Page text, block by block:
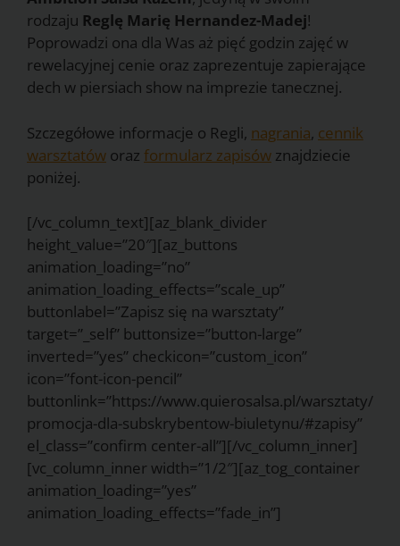
rodzaju Reglę Marię Hernandez-Madej!
Poprowadzi ona dla Was aż pięć godzin zajęć w
rewelacyjnej cenie oraz zaprezentuje zapierające
dech w piersiach show na imprezie tanecznej.
Szczegółowe informacje o Regli, nagrania, cennik
warsztatów oraz formularz zapisów znajdziecie
poniżej.
[/vc_column_text][az_blank_divider
height_value=”20″][az_buttons
animation_loading=”no”
animation_loading_effects=”scale_up”
buttonlabel=”Zapisz się na warsztaty”
target=”_self” buttonsize=”button-large”
inverted=”yes” checkicon=”custom_icon”
icon=”font-icon-pencil”
buttonlink=”https://www.quierosalsa.pl/warsztaty/
promocja-dla-subskrybentow-biuletynu/#zapisy”
el_class=”confirm center-all”][/vc_column_inner]
[vc_column_inner width=”1/2″][az_tog_container
animation_loading=”yes”
animation_loading_effects=”fade_in”]